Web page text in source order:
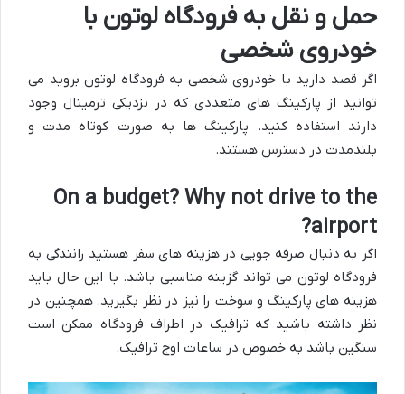
حمل و نقل به فرودگاه لوتون با
خودروی شخصی
اگر قصد دارید با خودروی شخصی به فرودگاه لوتون بروید می
توانید از پارکینگ های متعددی که در نزدیکی ترمینال وجود
دارند استفاده کنید. پارکینگ ها به صورت کوتاه مدت و
بلندمدت در دسترس هستند.
On a budget? Why not drive to the
airport?
اگر به دنبال صرفه جویی در هزینه های سفر هستید رانندگی به
فرودگاه لوتون می تواند گزینه مناسبی باشد. با این حال باید
هزینه های پارکینگ و سوخت را نیز در نظر بگیرید. همچنین در
نظر داشته باشید که ترافیک در اطراف فرودگاه ممکن است
سنگین باشد به خصوص در ساعات اوج ترافیک.